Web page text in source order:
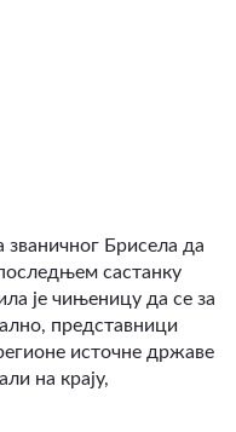
Брисела да
састанку
је чињеницу да се за
представници
источне државе
на крају,